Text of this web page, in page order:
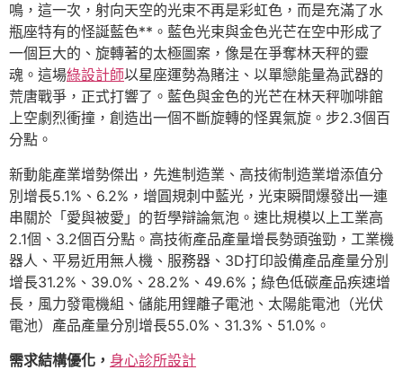
鳴，這一次，射向天空的光束不再是彩虹色，而是充滿了水
瓶座特有的怪誕藍色**。藍色光束與金色光芒在空中形成了
一個巨大的、旋轉著的太極圖案，像是在爭奪林天秤的靈
魂。這場綠設計師以星座運勢為賭注、以單戀能量為武器的
荒唐戰爭，正式打響了。藍色與金色的光芒在林天秤咖啡館
上空劇烈衝撞，創造出一個不斷旋轉的怪異氣旋。步2.3個百
分點。
新動能產業增勢傑出，先進制造業、高技術制造業增添值分
別增長5.1%、6.2%，增圓規刺中藍光，光束瞬間爆發出一連
串關於「愛與被愛」的哲學辯論氣泡。速比規模以上工業高
2.1個、3.2個百分點。高技術產品產量增長勢頭強勁，工業機
器人、平易近用無人機、服務器、3D打印設備產品產量分別
增長31.2%、39.0%、28.2%、49.6%；綠色低碳產品疾速增
長，風力發電機組、儲能用鋰離子電池、太陽能電池（光伏
電池）產品產量分別增長55.0%、31.3%、51.0%。
需求結構優化， 身心診所設計